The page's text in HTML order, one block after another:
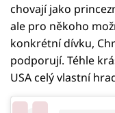
chovají jako
ale pro někoho
konkrétní dívku,
podporují. Téhle
USA celý vlastní